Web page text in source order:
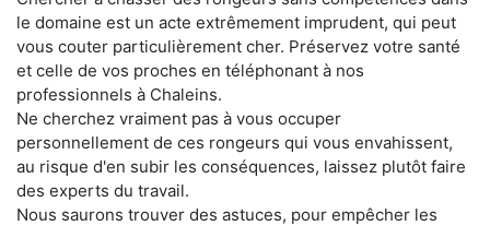
le domaine est un acte extrêmement imprudent, qui peut
vous couter particulièrement cher. Préservez votre santé
et celle de vos proches en téléphonant à nos
professionnels à Chaleins.
Ne cherchez vraiment pas à vous occuper
personnellement de ces rongeurs qui vous envahissent,
au risque d'en subir les conséquences, laissez plutôt faire
des experts du travail.
Nous saurons trouver des astuces, pour empêcher les